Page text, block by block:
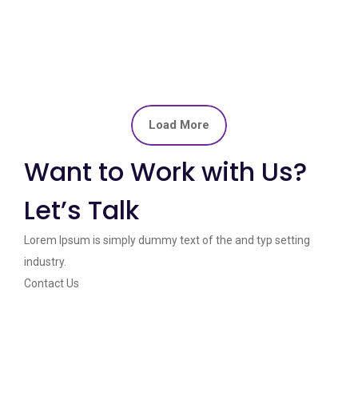
Load More
Want to Work with Us?
Let’s Talk
Lorem Ipsum is simply dummy text of the and typ setting
industry.
Contact Us